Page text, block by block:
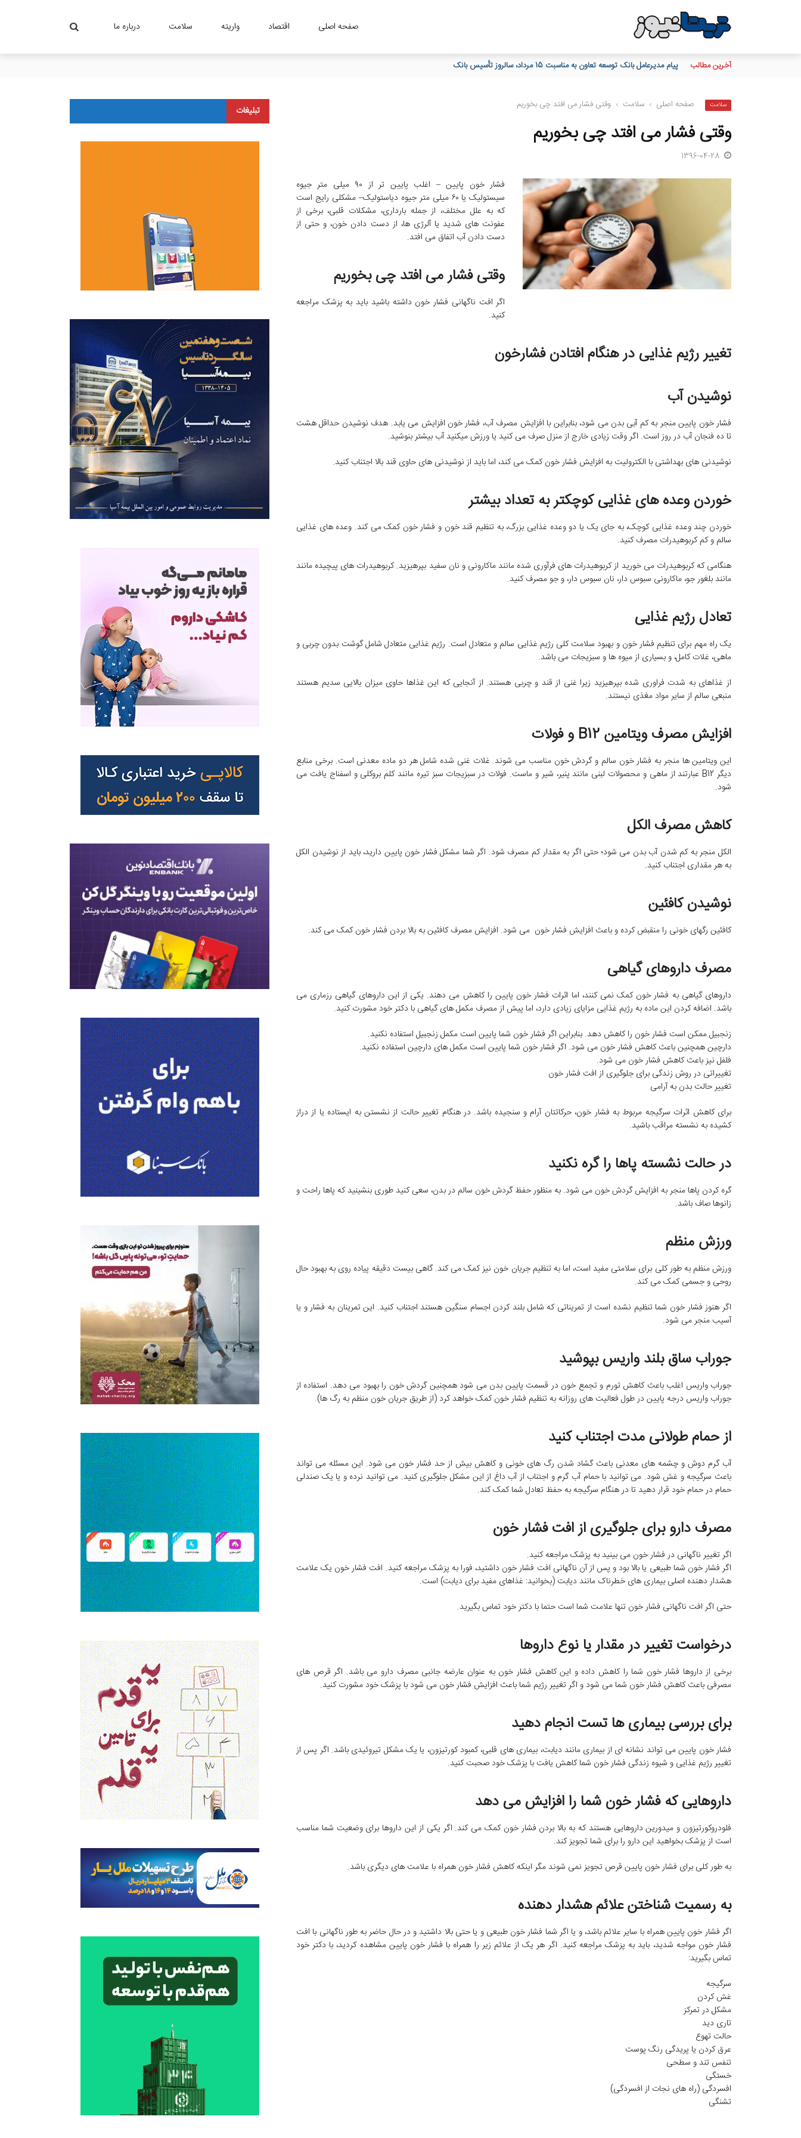
صفحه اصلی اقتصاد واریته سلامت درباره ما
آخرین مطالب پیام مدیرعامل بانک توسعه تعاون به مناسبت 15 مرداد، سالروز تأسیس بانک
سلامت صفحه اصلی › سلامت › وقتی فشار می افتد چی بخوریم
وقتی فشار می افتد چی بخوریم
1396-04-28
فشار خون پایین – اغلب پایین تر از ۹۰ میلی متر جیوه
سیستولیک یا ۶۰ میلی متر جیوه دیاستولیک– مشکلی رایج است
که به علل مختلف، از جمله بارداری، مشکلات قلبی، برخی از
عفونت های شدید یا آلرژی ها، از دست دادن خون، و حتی از
دست دادن آب اتفاق می افتد.
وقتی فشار می افتد چی بخوریم
اگر افت ناگهانی فشار خون داشته باشید باید به پزشک مراجعه
کنید.
تغییر رژیم غذایی در هنگام افتادن فشارخون
نوشیدن آب
فشار خون پایین منجر به کم آبی بدن می شود، بنابراین با افزایش مصرف آب، فشار خون افزایش می یابد. هدف نوشیدن حداقل هشت
تا ده فنجان آب در روز است. اگر وقت زیادی خارج از منزل صرف می کنید یا ورزش میکنید آب بیشتر بنوشید.
نوشیدنی های بهداشتی با الکترولیت به افزایش فشار خون کمک می کند، اما باید از نوشیدنی های حاوی قند بالا اجتناب کنید.
خوردن وعده های غذایی کوچکتر به تعداد بیشتر
خوردن چند وعده غذایی کوچک، به جای یک یا دو وعده غذایی بزرگ، به تنظیم قند خون و فشار خون کمک می کند. وعده های غذایی
سالم و کم کربوهیدرات مصرف کنید.
هنگامی که کربوهیدرات می خورید از کربوهیدرات های فرآوری شده مانند ماکارونی و نان سفید بپرهیزید. کربوهیدرات های پیچیده مانند
مانند بلغور جو، ماکارونی سبوس دار، نان سبوس دار، و جو مصرف کنید.
تعادل رژیم غذایی
یک راه مهم برای تنظیم فشار خون و بهبود سلامت کلی رژیم غذایی سالم و متعادل است. رژیم غذایی متعادل شامل گوشت بدون چربی و
ماهی، غلات کامل، و بسیاری از میوه ها و سبزیجات می باشد.
از غذاهای به شدت فراوری شده بپرهیزید زیرا غنی از قند و چربی هستند. از آنجایی که این غذاها حاوی میزان بالایی سدیم هستند
منبعی سالم از سایر مواد مغذی نیستند.
افزایش مصرف ویتامین B12 و فولات
این ویتامین ها منجر به فشار خون سالم و گردش خون مناسب می شوند. غلات غنی شده شامل هر دو ماده معدنی است. برخی منابع
دیگر B12 عبارتند از ماهی و محصولات لبنی مانند پنیر، شیر و ماست. فولات در سبزیجات سبز تیره مانند کلم بروکلی و اسفناج یافت می
شود.
کاهش مصرف الکل
الکل منجر به کم شدن آب بدن می شود؛ حتی اگر به مقدار کم مصرف شود. اگر شما مشکل فشار خون پایین دارید، باید از نوشیدن الکل
به هر مقداری اجتناب کنید.
نوشیدن کافئین
کافئین رگهای خونی را منقبض کرده و باعث افزایش فشار خون می شود. افزایش مصرف کافئین به بالا بردن فشار خون کمک می کند.
مصرف داروهای گیاهی
داروهای گیاهی به فشار خون کمک نمی کنند، اما اثرات فشار خون پایین را کاهش می دهند. یکی از این داروهای گیاهی رزماری می
باشد. اضافه کردن این ماده به رژیم غذایی مزایای زیادی دارد، اما پیش از مصرف مکمل های گیاهی با دکتر خود مشورت کنید.
زنجبیل ممکن است فشار خون را کاهش دهد. بنابراین اگر فشار خون شما پایین است مکمل زنجبیل استفاده نکنید.
دارچین همچنین باعث کاهش فشار خون می شود. اگر فشار خون شما پایین است مکمل های دارچین استفاده نکنید.
فلفل نیز باعث کاهش فشار خون می شود.
تغییراتی در روش زندگی برای جلوگیری از افت فشار خون
تغییر حالت بدن به آرامی
برای کاهش اثرات سرگیجه مربوط به فشار خون، حرکاتتان آرام و سنجیده باشد. در هنگام تغییر حالت از نشستن به ایستاده یا از دراز
کشیده به نشسته مراقب باشید.
در حالت نشسته پاها را گره نکنید
گره کردن پاها منجر به افزایش گردش خون می شود. به منظور حفظ گردش خون سالم در بدن، سعی کنید طوری بنشینید که پاها راحت و
زانوها صاف باشد.
ورزش منظم
ورزش منظم به طور کلی برای سلامتی مفید است، اما به تنظیم جریان خون نیز کمک می کند. گاهی بیست دقیقه پیاده روی به بهبود حال
روحی و جسمی کمک می کند.
اگر هنوز فشار خون شما تنظیم نشده است از تمریناتی که شامل بلند کردن اجسام سنگین هستند اجتناب کنید. این تمرینان به فشار و یا
آسیب منجر می شود.
جوراب ساق بلند واریس بپوشید
جوراب واریس اغلب باعث کاهش تورم و تجمع خون در قسمت پایین بدن می شود همچنین گردش خون را بهبود می دهد. استفاده از
جوراب واریس درجه پایین در طول فعالیت های روزانه به تنظیم فشار خون کمک خواهد کرد (از طریق جریان خون منظم به رگ ها).
از حمام طولانی مدت اجتناب کنید
آب گرم دوش و چشمه های معدنی باعث گشاد شدن رگ های خونی و کاهش بیش از حد فشار خون می شود. این مسئله می تواند
باعث سرگیجه و غش شود. می توانید با حمام آب گرم و اجتناب از آب داغ از این مشکل جلوگیری کنید. می توانید نرده و یا یک صندلی
حمام در حمام خود قرار دهید تا در هنگام سرگیجه به حفظ تعادل شما کمک کند.
مصرف دارو برای جلوگیری از افت فشار خون
اگر تغییر ناگهانی در فشار خون می بینید به پزشک مراجعه کنید.
اگر فشار خون شما طبیعی یا بالا بود و پس از آن ناگهانی افت فشار خون داشتید، فورا به پزشک مراجعه کنید. افت فشار خون یک علامت
هشدار دهنده اصلی بیماری های خطرناک مانند دیابت (بخوانید: غذاهای مفید برای دیابت) است.
حتی اگر افت ناگهانی فشار خون تنها علامت شما است حتما با دکتر خود تماس بگیرید.
درخواست تغییر در مقدار یا نوع داروها
برخی از داروها فشار خون شما را کاهش داده و این کاهش فشار خون به عنوان عارضه جانبی مصرف دارو می باشد. اگر قرص های
مصرفی باعث کاهش فشار خون شما می شود و اگر تغییر رژیم شما باعث افزایش فشار خون می شود با پزشک خود مشورت کنید.
برای بررسی بیماری ها تست انجام دهید
فشار خون پایین می تواند نشانه ای از بیماری مانند دیابت، بیماری های قلبی، کمبود کورتیزون، یا یک مشکل تیروئیدی باشد. اگر پس از
تغییر رژیم غذایی و شیوه زندگی فشار خون شما کاهش یافت با پزشک خود صحبت کنید.
داروهایی که فشار خون شما را افزایش می دهد
فلودروکورتیزون و میدورین داروهایی هستند که به بالا بردن فشار خون کمک می کند. اگر یکی از این داروها برای وضعیت شما مناسب
است از پزشک بخواهید این دارو را برای شما تجویز کند.
به طور کلی برای فشار خون پایین قرص تجویز نمی شوند مگر اینکه کاهش فشار خون همراه با علامت های دیگری باشد.
به رسمیت شناختن علائم هشدار دهنده
اگر فشار خون پایین همراه با سایر علائم باشد، و یا اگر شما فشار خون طبیعی و یا حتی بالا داشتید و در حال حاضر به طور ناگهانی با افت
فشار خون مواجه شدید، باید به پزشک مراجعه کنید. اگر هر یک از علائم زیر را همراه با فشار خون پایین مشاهده کردید، با دکتر خود
تماس بگیرید:
سرگیجه
غش کردن
مشکل در تمرکز
تاری دید
حالت تهوع
عرق کردن یا پریدگی رنگ پوست
تنفس تند و سطحی
خستگی
افسردگی (راه های نجات از افسردگی)
تشنگی
تبلیغات